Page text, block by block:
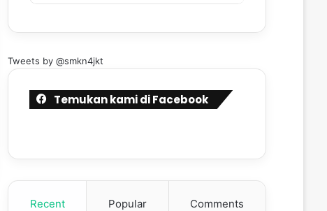
Tweets by @smkn4jkt
Temukan kami di Facebook
Recent Popular Comments